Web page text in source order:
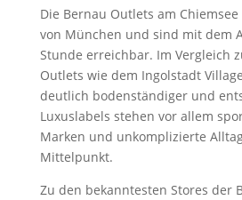
Die Bernau Outlets am
von München und sind mit dem
Stunde erreichbar. Im Vergleich
Outlets wie dem Ingolstadt
deutlich bodenständiger und
Luxuslabels stehen vor allem
Marken und unkomplizierte
Mittelpunkt.
Zu den bekanntesten Stores der